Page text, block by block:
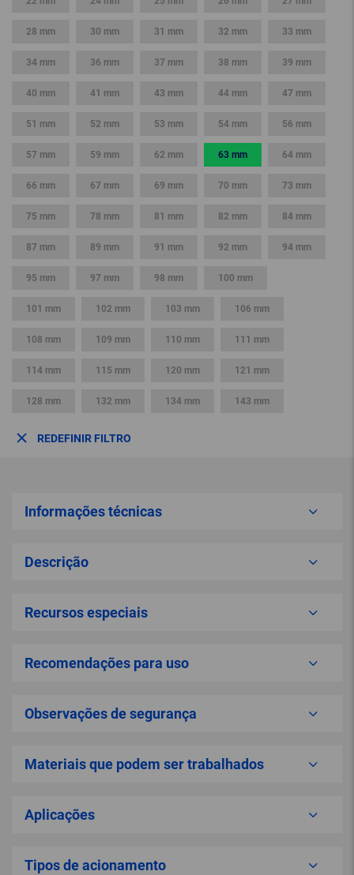
28 mm 30 mm 31 mm 32 mm 33 mm
34 mm 36 mm 37 mm 38 mm 39 mm
40 mm 41 mm 43 mm 44 mm 47 mm
51 mm 52 mm 53 mm 54 mm 56 mm
57 mm 59 mm 62 mm 63 mm 64 mm
66 mm 67 mm 69 mm 70 mm 73 mm
75 mm 78 mm 81 mm 82 mm 84 mm
87 mm 89 mm 91 mm 92 mm 94 mm
95 mm 97 mm 98 mm 100 mm
101 mm 102 mm 103 mm 106 mm
108 mm 109 mm 110 mm 111 mm
114 mm 115 mm 120 mm 121 mm
128 mm 132 mm 134 mm 143 mm
REDEFINIR FILTRO
Informações técnicas
Descrição
Recursos especiais
Recomendações para uso
Observações de segurança
Materiais que podem ser trabalhados
Aplicações
Tipos de acionamento